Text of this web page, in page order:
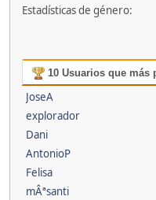
Estadísticas de género:
10 Usuarios que más
JoseA
explorador
Dani
AntonioP
Felisa
mÂªsanti